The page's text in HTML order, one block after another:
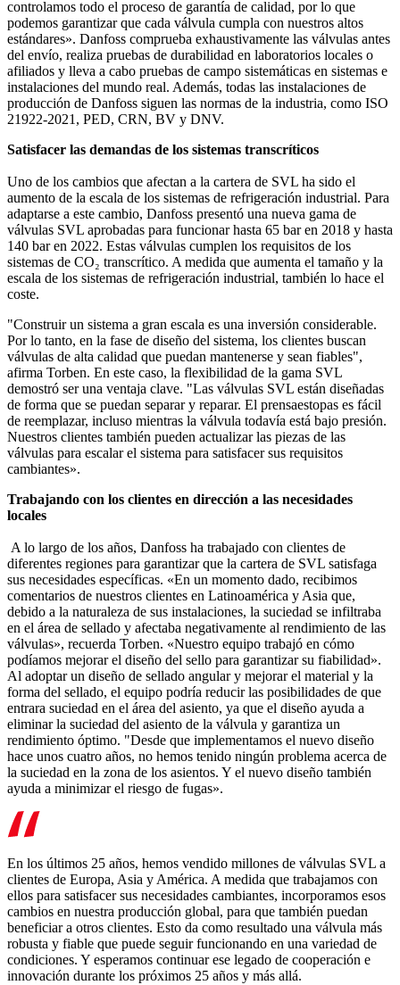
controlamos todo el proceso de garantía de calidad, por lo que
podemos garantizar que cada válvula cumpla con nuestros altos
estándares». Danfoss comprueba exhaustivamente las válvulas antes
del envío, realiza pruebas de durabilidad en laboratorios locales o
afiliados y lleva a cabo pruebas de campo sistemáticas en sistemas e
instalaciones del mundo real. Además, todas las instalaciones de
producción de Danfoss siguen las normas de la industria, como ISO
21922-2021, PED, CRN, BV y DNV.
Satisfacer las demandas de los sistemas transcríticos
Uno de los cambios que afectan a la cartera de SVL ha sido el
aumento de la escala de los sistemas de refrigeración industrial. Para
adaptarse a este cambio, Danfoss presentó una nueva gama de
válvulas SVL aprobadas para funcionar hasta 65 bar en 2018 y hasta
140 bar en 2022. Estas válvulas cumplen los requisitos de los
sistemas de CO₂ transcrítico. A medida que aumenta el tamaño y la
escala de los sistemas de refrigeración industrial, también lo hace el
coste.
"Construir un sistema a gran escala es una inversión considerable.
Por lo tanto, en la fase de diseño del sistema, los clientes buscan
válvulas de alta calidad que puedan mantenerse y sean fiables",
afirma Torben. En este caso, la flexibilidad de la gama SVL
demostró ser una ventaja clave. "Las válvulas SVL están diseñadas
de forma que se puedan separar y reparar. El prensaestopas es fácil
de reemplazar, incluso mientras la válvula todavía está bajo presión.
Nuestros clientes también pueden actualizar las piezas de las
válvulas para escalar el sistema para satisfacer sus requisitos
cambiantes».
Trabajando con los clientes en dirección a las necesidades
locales
A lo largo de los años, Danfoss ha trabajado con clientes de
diferentes regiones para garantizar que la cartera de SVL satisfaga
sus necesidades específicas. «En un momento dado, recibimos
comentarios de nuestros clientes en Latinoamérica y Asia que,
debido a la naturaleza de sus instalaciones, la suciedad se infiltraba
en el área de sellado y afectaba negativamente al rendimiento de las
válvulas», recuerda Torben. «Nuestro equipo trabajó en cómo
podíamos mejorar el diseño del sello para garantizar su fiabilidad».
Al adoptar un diseño de sellado angular y mejorar el material y la
forma del sellado, el equipo podría reducir las posibilidades de que
entrara suciedad en el área del asiento, ya que el diseño ayuda a
eliminar la suciedad del asiento de la válvula y garantiza un
rendimiento óptimo. "Desde que implementamos el nuevo diseño
hace unos cuatro años, no hemos tenido ningún problema acerca de
la suciedad en la zona de los asientos. Y el nuevo diseño también
ayuda a minimizar el riesgo de fugas».
En los últimos 25 años, hemos vendido millones de válvulas SVL a
clientes de Europa, Asia y América. A medida que trabajamos con
ellos para satisfacer sus necesidades cambiantes, incorporamos esos
cambios en nuestra producción global, para que también puedan
beneficiar a otros clientes. Esto da como resultado una válvula más
robusta y fiable que puede seguir funcionando en una variedad de
condiciones. Y esperamos continuar ese legado de cooperación e
innovación durante los próximos 25 años y más allá.